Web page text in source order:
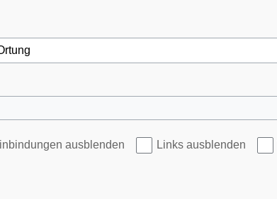
ausblenden Links ausblenden